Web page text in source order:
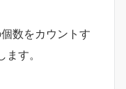
数をカウントす
す。